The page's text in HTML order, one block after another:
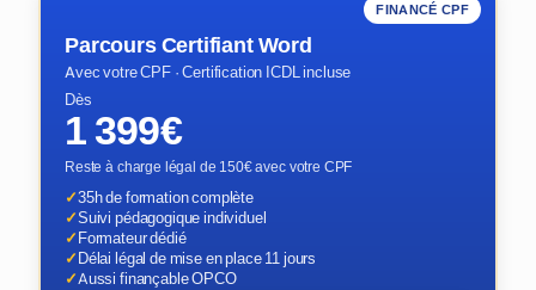
FINANCÉ CPF
Parcours Certifiant Word
Avec votre CPF · Certification ICDL incluse
Dès
1 399€
Reste à charge légal de 150€ avec votre CPF
✓35h de formation complète
✓Suivi pédagogique individuel
✓Formateur dédié
✓Délai légal de mise en place 11 jours
✓Aussi finançable OPCO